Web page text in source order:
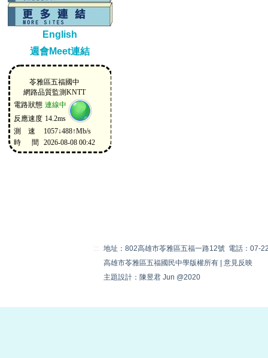
English
週會Meet連結
:::
地址：802高雄市苓雅區五福一路12號 電話：07-
高雄市苓雅區五福國民中學版權所有 | 意見反映
主題設計：陳昱君 Jun @2020